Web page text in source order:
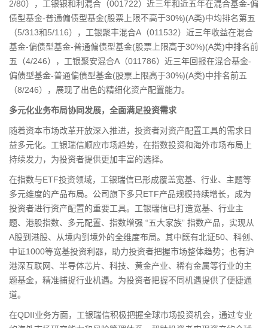
2/80），工银银和利混合（001722）近三年和近五年在混合基金-偏
债型基金-普通偏债型基金(股票上限不高于30%)(A类)中均排名第五
（5/313和5/116），工银聚丰混合A（011532）近三年收益在混合
基金-偏债型基金-普通偏债型基金(股票上限高于30%)(A类)中排名前
五（4/246），工银聚安混合A（011786）近三年回报在混合基金-
偏债型基金-普通偏债型基金(股票上限高于30%)(A类)中排名前五
（8/246），展现了出色的精细化资产配置能力。
多元化业务布局协同发展，全面满足投资需求
随着资本市场改革开放深入推进，投资者对资产配置工具的需求日
益多元化。工银瑞信顺应市场趋势，在指数投资和海外市场布局上
持续发力，为投资者提供更加丰富的选择。
在指数与ETF投资领域，工银瑞信已形成覆盖宽基、行业、主题等
多元维度的产品布局。公司旗下多只ETF产品规模持续增长，成为
投资者进行资产配置的重要工具。工银瑞信已打造宽基、行业主
题、港股指数、多元配置、指数增强 “五大家族” 指数产品，实现从
A股到港股、从境内到境外的全维度布局。其中既有北证50、科创、
中证1000等宽基投资利器，助力投资者把握市场整体趋势；也有沪
港深互联网、 半导体芯片、科技、黄金产业、稀有金属等行业的主
题基金，精准捕捉行业机遇。为投资者把握不同机遇提供了便捷通
道。
在QDII业务方面，工银瑞信积极把握全球市场投资机会，通过专业